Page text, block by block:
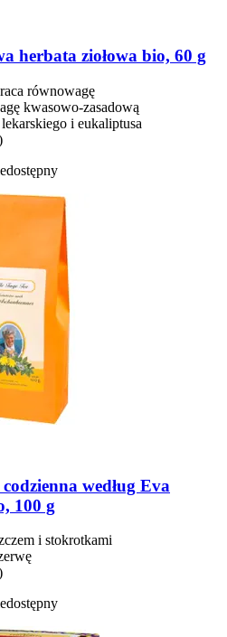
herbata ziołowa bio, 60 g
równowagę
kwasowo-zasadową
i eukaliptusa
według Eva
100 g
i stokrotkami